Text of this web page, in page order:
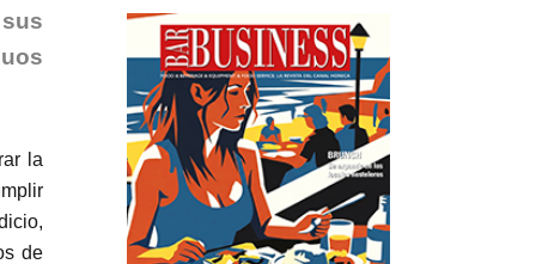
la
de